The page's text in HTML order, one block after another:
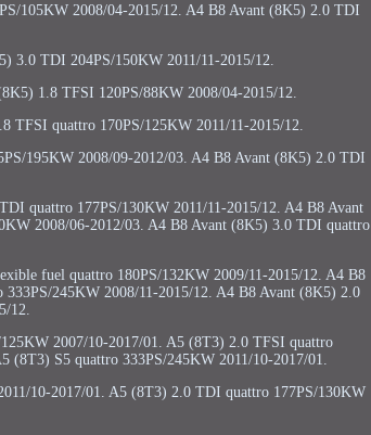
105KW 2008/04-2015/12. A4 B8 Avant (8K5) 2.0 TDI
3.0 TDI 204PS/150KW 2011/11-2015/12.
1.8 TFSI 120PS/88KW 2008/04-2015/12.
quattro 170PS/125KW 2011/11-2015/12.
195KW 2008/09-2012/03. A4 B8 Avant (8K5) 2.0 TDI
quattro 177PS/130KW 2011/11-2015/12. A4 B8 Avant
2008/06-2012/03. A4 B8 Avant (8K5) 3.0 TDI quattro
fuel quattro 180PS/132KW 2009/11-2015/12. A4 B8
245KW 2008/11-2015/12. A4 B8 Avant (8K5) 2.0
12.
2007/10-2017/01. A5 (8T3) 2.0 TFSI quattro
S5 quattro 333PS/245KW 2011/10-2017/01.
10-2017/01. A5 (8T3) 2.0 TDI quattro 177PS/130KW